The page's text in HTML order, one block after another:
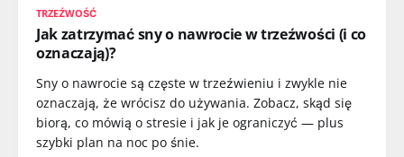
TRZEŹWOŚĆ
Jak zatrzymać sny o nawrocie w trzeźwości (i co
oznaczają)?
Sny o nawrocie są częste w trzeźwieniu i zwykle nie
oznaczają, że wrócisz do używania. Zobacz, skąd się
biorą, co mówią o stresie i jak je ograniczyć — plus
szybki plan na noc po śnie.